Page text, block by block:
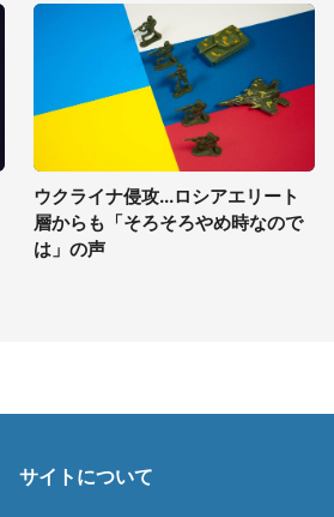
ウクライナ侵攻...ロシアエリート
層からも「そろそろやめ時なので
は」の声
サイトについて